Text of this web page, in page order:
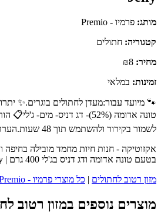
מותג: פרמיו - Premio
קטגוריה: חתולים
מחיר:
זמינות: במלאי
טונה אדומה (52%)- דג
לשמור בקירור ולהשתמש תוך 48 שעות.הערה:מומלץ להציע מגוון טעמים לחתול כדי לשמור על עניין בתזונה ולספק לו חוויית אכילה מגוונת.
בטעם טונה אדומה ודג דניס בג'לי 400 גרם | Premio Super Gold Cat Tuna Red Meat & Sea Bream in Jelly מבית פרמיו - Premio - כנסו לעמוד המוצר המלא לפרטים נוספים, ביקורות לקוחות והזמנה.
מזון רטוב לחתולים | כל מוצרי פרמיו - Premio
מוצרים נוספים במזון רטוב